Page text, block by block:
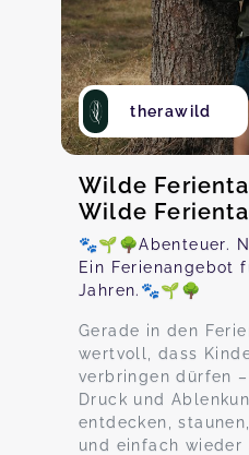
therawild
Wilde
Wilde
🐾🌱🌳Abenteuer.
Ein Ferienangebot
Jahren.🐾🌱🌳
Gerade in den
wertvoll, dass
verbringen dürfen
Druck und
entdecken,
und einfach wieder